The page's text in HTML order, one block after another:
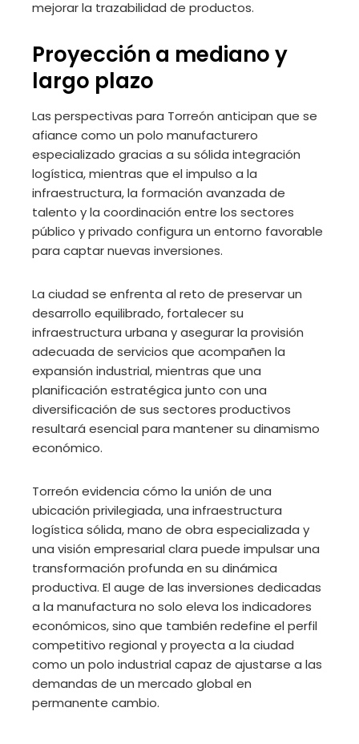
mejorar la trazabilidad de productos.
Proyección a mediano y
largo plazo
Las perspectivas para Torreón anticipan que se
afiance como un polo manufacturero
especializado gracias a su sólida integración
logística, mientras que el impulso a la
infraestructura, la formación avanzada de
talento y la coordinación entre los sectores
público y privado configura un entorno favorable
para captar nuevas inversiones.
La ciudad se enfrenta al reto de preservar un
desarrollo equilibrado, fortalecer su
infraestructura urbana y asegurar la provisión
adecuada de servicios que acompañen la
expansión industrial, mientras que una
planificación estratégica junto con una
diversificación de sus sectores productivos
resultará esencial para mantener su dinamismo
económico.
Torreón evidencia cómo la unión de una
ubicación privilegiada, una infraestructura
logística sólida, mano de obra especializada y
una visión empresarial clara puede impulsar una
transformación profunda en su dinámica
productiva. El auge de las inversiones dedicadas
a la manufactura no solo eleva los indicadores
económicos, sino que también redefine el perfil
competitivo regional y proyecta a la ciudad
como un polo industrial capaz de ajustarse a las
demandas de un mercado global en
permanente cambio.